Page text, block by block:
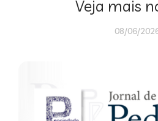
Veja mais
08/06/